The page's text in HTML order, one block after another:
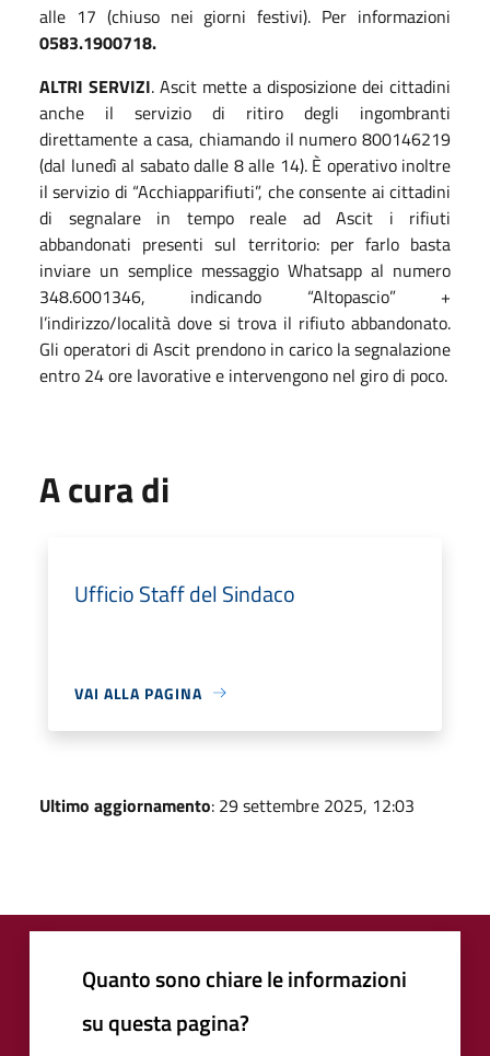
alle 17 (chiuso nei giorni festivi). Per informazioni
0583.1900718.
ALTRI SERVIZI. Ascit mette a disposizione dei cittadini
anche il servizio di ritiro degli ingombranti
direttamente a casa, chiamando il numero 800146219
(dal lunedì al sabato dalle 8 alle 14). È operativo inoltre
il servizio di “Acchiapparifiuti”, che consente ai cittadini
di segnalare in tempo reale ad Ascit i rifiuti
abbandonati presenti sul territorio: per farlo basta
inviare un semplice messaggio Whatsapp al numero
348.6001346, indicando “Altopascio” +
l’indirizzo/località dove si trova il rifiuto abbandonato.
Gli operatori di Ascit prendono in carico la segnalazione
entro 24 ore lavorative e intervengono nel giro di poco.
A cura di
Ufficio Staff del Sindaco
VAI ALLA PAGINA
Ultimo aggiornamento: 29 settembre 2025, 12:03
Quanto sono chiare le informazioni
su questa pagina?